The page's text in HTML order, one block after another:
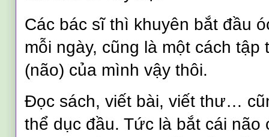
Các bác sĩ thì khuyên bắt đầu
mỗi ngày, cũng là một cách tập
(não) của mình vậy thôi.
Đọc sách, viết bài, viết thư…
thể dục đầu. Tức là bắt cái não